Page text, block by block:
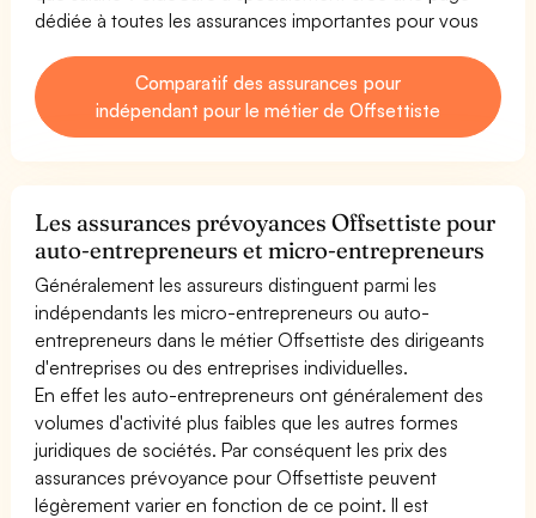
dédiée à toutes les assurances importantes pour vous
Comparatif des assurances pour
indépendant pour le métier de Offsettiste
Les assurances prévoyances Offsettiste pour
auto-entrepreneurs et micro-entrepreneurs
Généralement les assureurs distinguent parmi les
indépendants les micro-entrepreneurs ou auto-
entrepreneurs dans le métier Offsettiste des dirigeants
d'entreprises ou des entreprises individuelles.
En effet les auto-entrepreneurs ont généralement des
volumes d'activité plus faibles que les autres formes
juridiques de sociétés. Par conséquent les prix des
assurances prévoyance pour Offsettiste peuvent
légèrement varier en fonction de ce point. Il est